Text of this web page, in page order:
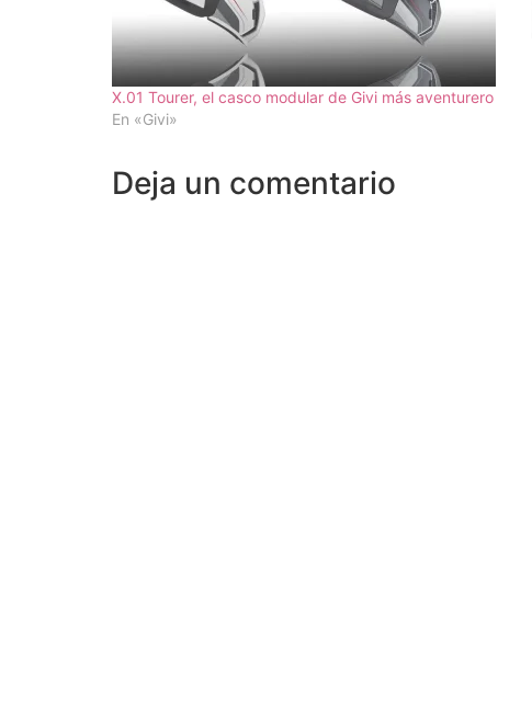
X.01 Tourer, el casco modular de Givi más aventurero
En «Givi»
Deja un comentario